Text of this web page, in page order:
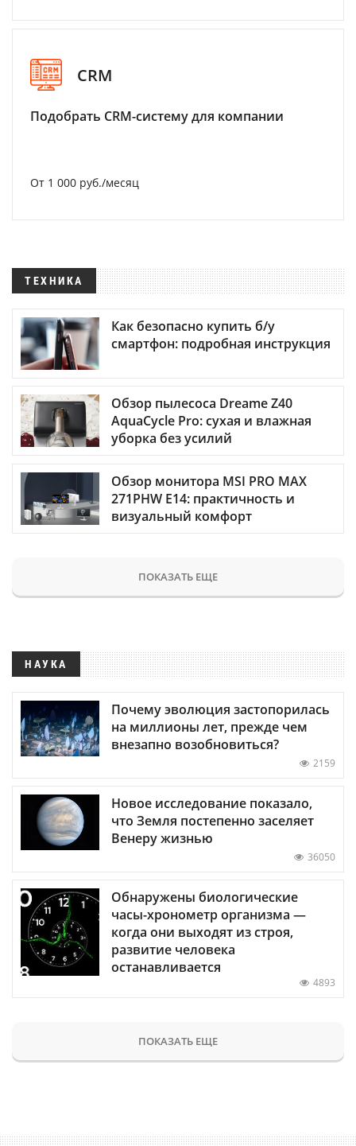
CRM
Подобрать CRM-систему для компании
От 1 000 руб./месяц
ТЕХНИКА
Как безопасно купить б/у
смартфон: подробная инструкция
Обзор пылесоса Dreame Z40
AquaCycle Pro: сухая и влажная
уборка без усилий
Обзор монитора MSI PRO MAX
271PHW E14: практичность и
визуальный комфорт
ПОКАЗАТЬ ЕЩЕ
НАУКА
Почему эволюция застопорилась
на миллионы лет, прежде чем
внезапно возобновиться?
2159
Новое исследование показало,
что Земля постепенно заселяет
Венеру жизнью
36050
Обнаружены биологические
часы-хронометр организма —
когда они выходят из строя,
развитие человека
останавливается
4893
ПОКАЗАТЬ ЕЩЕ